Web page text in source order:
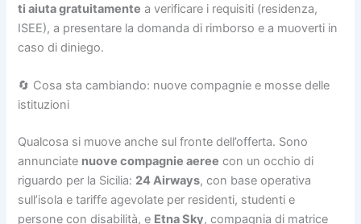
ti aiuta gratuitamente a verificare i requisiti (residenza,
ISEE), a presentare la domanda di rimborso e a muoverti in
caso di diniego.
🔄 Cosa sta cambiando: nuove compagnie e mosse delle
istituzioni
Qualcosa si muove anche sul fronte dell’offerta. Sono
annunciate nuove compagnie aeree con un occhio di
riguardo per la Sicilia: 24 Airways, con base operativa
sull’isola e tariffe agevolate per residenti, studenti e
persone con disabilità, e Etna Sky, compagnia di matrice